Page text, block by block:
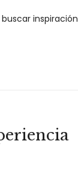
inspiración